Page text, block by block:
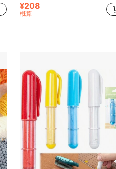
¥208
概算